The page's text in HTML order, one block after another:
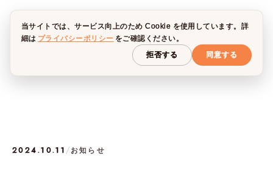
2024.10.11 /お知らせ
当サイトでは、サービス向上のため Cookie を使用しています。詳
細は プライバシーポリシー をご確認ください。
拒否する
同意する